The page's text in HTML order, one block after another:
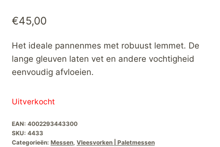
€45,00
Het ideale pannenmes met robuust lemmet. De
lange gleuven laten vet en andere vochtigheid
eenvoudig afvloeien.
Uitverkocht
EAN: 4002293443300
SKU: 4433
Categorieën: Messen, Vleesvorken | Paletmessen